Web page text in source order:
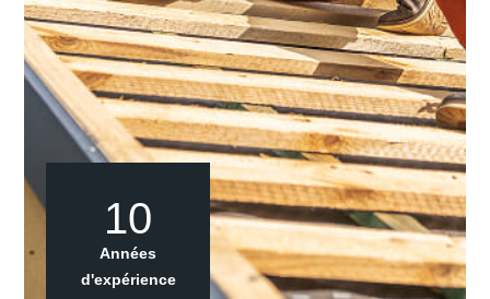
10
Années
d'expérience